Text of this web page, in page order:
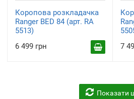
Коропова розкладачка
Ranger BED 84 (арт. RA
5513)
6 499 грн
7
Показати